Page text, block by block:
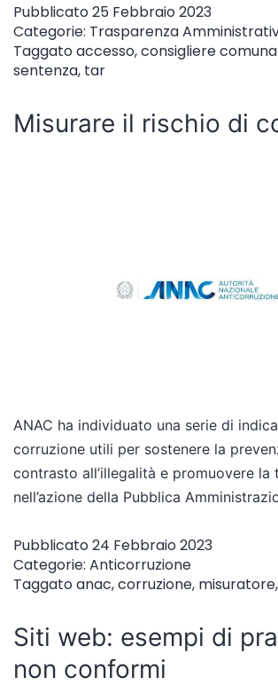
Pubblicato25 Febbraio 2023
Categorie: Trasparenza
Taggatoaccesso,consigliere
sentenza, tar
Misurare il rischio di
ANAC ha individuato una serie di
corruzione utili per sostenere la
contrasto all’illegalità e promuovere la
nell’azione della Pubblica
Pubblicato24 Febbraio 2023
Categorie: Anticorruzione
Taggatoanac,corruzione, misuratore,
Siti web: esempi di
non conformi